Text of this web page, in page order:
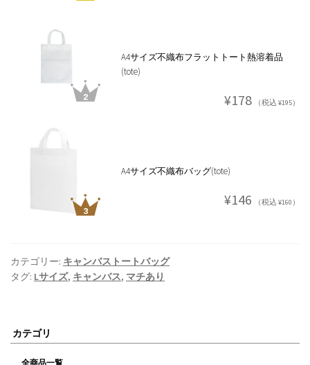
A4サイズ不織布フラットトート熱溶着品
(tote)
¥178 （税込 ¥195）
A4サイズ不織布バッグ(tote)
¥146 （税込 ¥160）
カテゴリー: キャンバストートバッグ
タグ: Lサイズ, キャンバス, マチあり
カテゴリ
全商品一覧